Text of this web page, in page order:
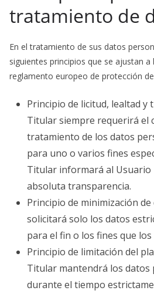
tratamiento de
En el tratamiento de sus datos
siguientes principios que se ajustan a
reglamento europeo de protección
Principio de licitud, lealtad y
Titular siempre requerirá el
tratamiento de los datos
para uno o varios fines
Titular informará al Usuario
absoluta transparencia.
Principio de minimización
solicitará solo los datos
para el fin o los fines que los
Principio de limitación del
Titular mantendrá los datos
durante el tiempo